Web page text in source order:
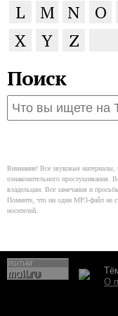
L
M N O
X
Y Z
Поиск
Внимание! Все звуковые материалы,
ознакомительного прослушивания.
владельцам. Все замечания и
Помните, что ни один MP3-файл не
носителей.
О